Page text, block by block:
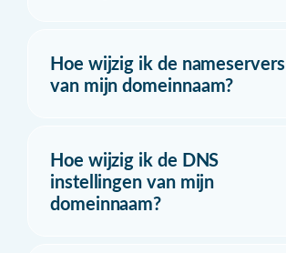
Hoe wijzig ik de nameservers
van mijn domeinnaam?
Hoe wijzig ik de DNS
instellingen van mijn
domeinnaam?